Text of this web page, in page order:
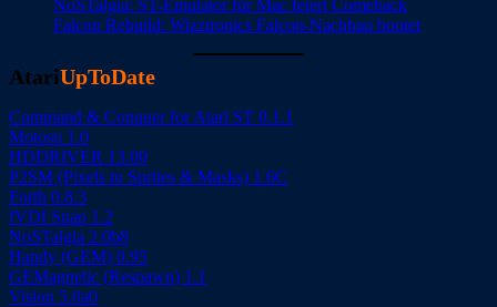
NoSTalgia: ST-Emulator für Mac feiert Comeback
Falcon Rebuild: Wizztronics Falcon-Nachbau bootet
AtariUpToDate
Command & Conquer for Atari ST 0.1.1
Motosu 1.0
HDDRIVER 13.00
P2SM (Pixels to Sprites & Masks) 1.6C
Forth 0.8.3
fVDI Snap 1.2
NoSTalgia 2.0b8
Handy (GEM) 0.95
GEMagnetic (Respawn) 1.1
Vision 5.0a0